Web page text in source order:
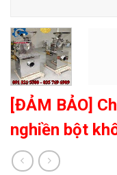
[ĐẢM BẢO]
nghiền bột